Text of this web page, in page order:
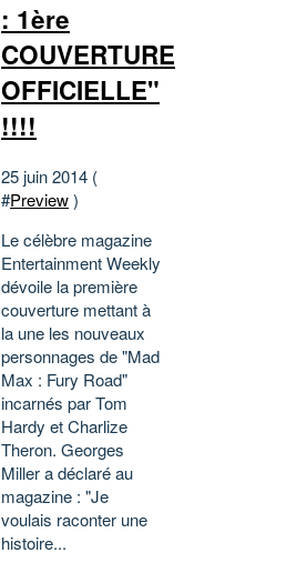
: 1ère
COUVERTURE
OFFICIELLE"
!!!!
25 juin 2014 (
#Preview)
Le célèbre magazine
Entertainment Weekly
dévoile la première
couverture mettant à
la une les nouveaux
personnages de "Mad
Max : Fury Road"
incarnés par Tom
Hardy et Charlize
Theron. Georges
Miller a déclaré au
magazine : "Je
voulais raconter une
histoire...